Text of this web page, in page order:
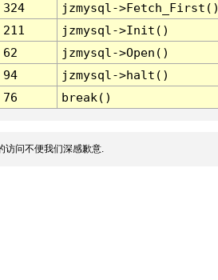
324
jzmysql-
211
jzmysql->Init()
62
jzmysql->Open()
94
jzmysql->halt()
76 break()
访问不便我们深感歉意.